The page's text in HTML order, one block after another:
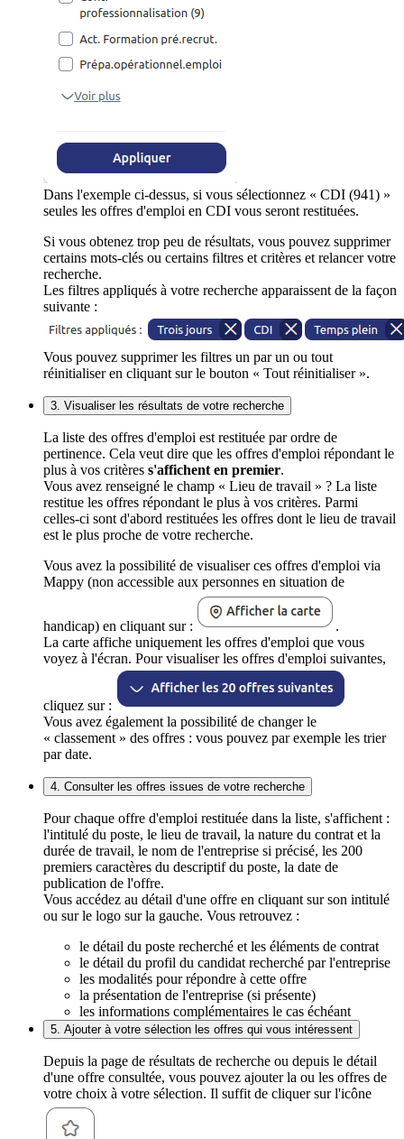
Dans l'exemple ci-dessus, si vous sélectionnez « CDI (941) »
seules les offres d'emploi en CDI vous seront restituées.
Si vous obtenez trop peu de résultats, vous pouvez supprimer
certains mots-clés ou certains filtres et critères et relancer votre
recherche.
Les filtres appliqués à votre recherche apparaissent de la façon
suivante :
Vous pouvez supprimer les filtres un par un ou tout
réinitialiser en cliquant sur le bouton « Tout réinitialiser ».
3. Visualiser les résultats de votre recherche
La liste des offres d'emploi est restituée par ordre de
pertinence. Cela veut dire que les offres d'emploi répondant le
plus à vos critères s'affichent en premier.
Vous avez renseigné le champ « Lieu de travail » ? La liste
restitue les offres répondant le plus à vos critères. Parmi
celles-ci sont d'abord restituées les offres dont le lieu de travail
est le plus proche de votre recherche.
Vous avez la possibilité de visualiser ces offres d'emploi via
Mappy (non accessible aux personnes en situation de
handicap) en cliquant sur :
.
La carte affiche uniquement les offres d'emploi que vous
voyez à l'écran. Pour visualiser les offres d'emploi suivantes,
cliquez sur :
Vous avez également la possibilité de changer le
« classement » des offres : vous pouvez par exemple les trier
par date.
4. Consulter les offres issues de votre recherche
Pour chaque offre d'emploi restituée dans la liste, s'affichent :
l'intitulé du poste, le lieu de travail, la nature du contrat et la
durée de travail, le nom de l'entreprise si précisé, les 200
premiers caractères du descriptif du poste, la date de
publication de l'offre.
Vous accédez au détail d'une offre en cliquant sur son intitulé
ou sur le logo sur la gauche. Vous retrouvez :
le détail du poste recherché et les éléments de contrat
le détail du profil du candidat recherché par l'entreprise
les modalités pour répondre à cette offre
la présentation de l'entreprise (si présente)
les informations complémentaires le cas échéant
5. Ajouter à votre sélection les offres qui vous intéressent
Depuis la page de résultats de recherche ou depuis le détail
d'une offre consultée, vous pouvez ajouter la ou les offres de
votre choix à votre sélection. Il suffit de cliquer sur l'icône